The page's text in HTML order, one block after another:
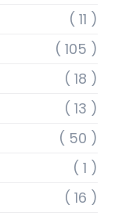
( 11 )
( 105 )
( 18 )
( 13 )
( 50 )
( 1 )
( 16 )